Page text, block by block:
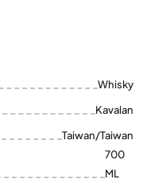
Whisky
Kavalan
Taiwan/Taiwan
700
ML